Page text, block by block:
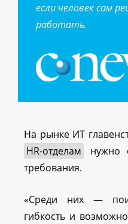
если человек сам
работать.
На рынке ИТ
HR-отделам
нужно
требования.
«Среди них —
гибкость и